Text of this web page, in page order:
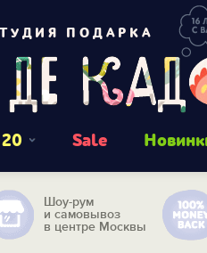
ПОДАРКА
Sale
Шоу-рум
и самовывоз
в центре Москвы